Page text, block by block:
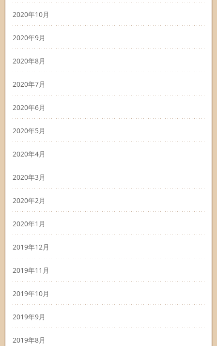
2020年10月
2020年9月
2020年8月
2020年7月
2020年6月
2020年5月
2020年4月
2020年3月
2020年2月
2020年1月
2019年12月
2019年11月
2019年10月
2019年9月
2019年8月